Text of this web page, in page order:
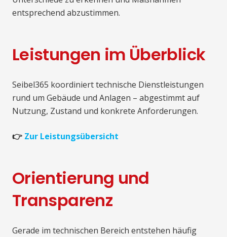
entsprechend abzustimmen.
Leistungen im Überblick
Seibel365 koordiniert technische Dienstleistungen
rund um Gebäude und Anlagen – abgestimmt auf
Nutzung, Zustand und konkrete Anforderungen.
👉 Zur Leistungsübersicht
Orientierung und
Transparenz
Gerade im technischen Bereich entstehen häufig